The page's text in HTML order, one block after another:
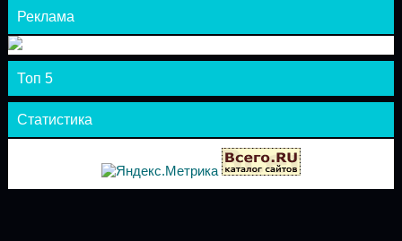
Реклама
Топ 5
Статистика